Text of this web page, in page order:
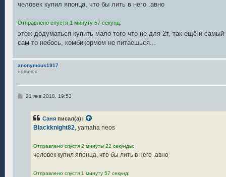
и
человек купил японца, что бы лить в него .авно
Отправлено спустя 1 минуту 57 секунд:
этож додуматься купить мало того что не для 2т, так ещё и
сам-то небось, комбикормом не питаешься...
anonymous1917
новичок
С21 янв 2018, 19:53
Саня писал(а):
Blackknight82, yamaha neos
Отправлено спустя 2 минуты 22 секунды:
человек купил японца, что бы лить в него .авно
Отправлено спустя 1 минуту 57 секунд: